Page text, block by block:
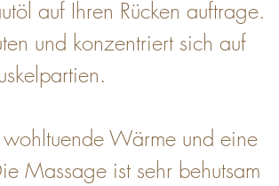
auf Ihren Rücken auftrage.
und konzentriert sich auf
Wärme und eine
Massage ist sehr behutsam